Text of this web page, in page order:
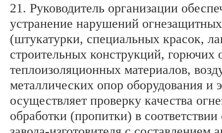
21. Руководитель организации
устранение нарушений
(штукатурки, специальных красок,
строительных конструкций, горючих
теплоизоляционных материалов,
металлических опор оборудования и
осуществляет проверку качества
обработки (пропитки) в